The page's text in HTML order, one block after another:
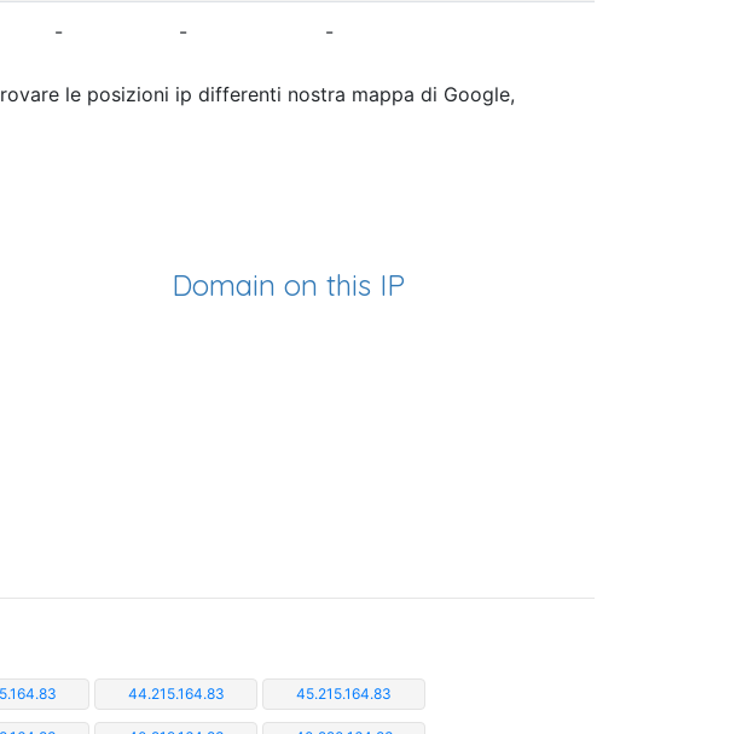
- - -
le posizioni ip differenti nostra mappa di Google,
Domain on this IP
44.215.164.83 45.215.164.83